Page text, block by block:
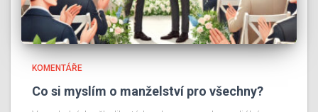
KOMENTÁŘE
Co si myslím o manželství pro všechny?